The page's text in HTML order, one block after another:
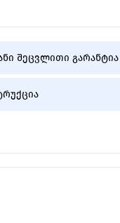
შეცვლითი გარანტია